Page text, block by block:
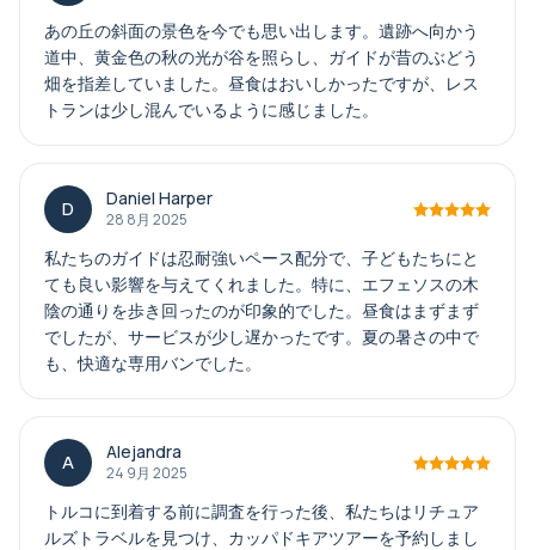
あの丘の斜面の景色を今でも思い出します。遺跡へ向かう
道中、黄金色の秋の光が谷を照らし、ガイドが昔のぶどう
畑を指差していました。昼食はおいしかったですが、レス
トランは少し混んでいるように感じました。
D Daniel Harper
28 8月 2025
私たちのガイドは忍耐強いペース配分で、子どもたちにと
ても良い影響を与えてくれました。特に、エフェソスの木
陰の通りを歩き回ったのが印象的でした。昼食はまずまず
でしたが、サービスが少し遅かったです。夏の暑さの中で
も、快適な専用バンでした。
A Alejandra
24 9月 2025
トルコに到着する前に調査を行った後、私たちはリチュア
ルズトラベルを見つけ、カッパドキアツアーを予約しまし